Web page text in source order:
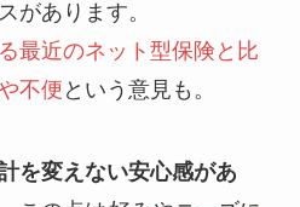
があります。
最近のネット型保険と比
不便 という意見も。
を変えない安心感があ